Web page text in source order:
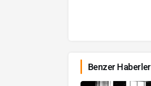
Benzer Haberler